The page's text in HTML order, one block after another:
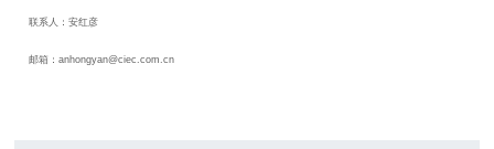
联系人：安红彦
邮箱：anhongyan@ciec.com.cn